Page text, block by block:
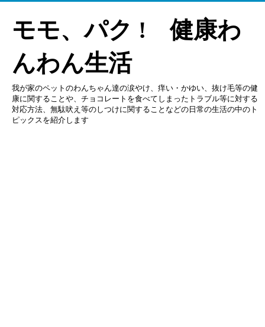
モモ、パク ! 健康わ
んわん生活
我が家のペットのわんちゃん達の涙やけ、痒い・かゆい、抜け毛等の健
康に関することや、チョコレートを食べてしまったトラブル等に対する
対応方法、無駄吠え等のしつけに関することなどの日常の生活の中のト
ピックスを紹介します